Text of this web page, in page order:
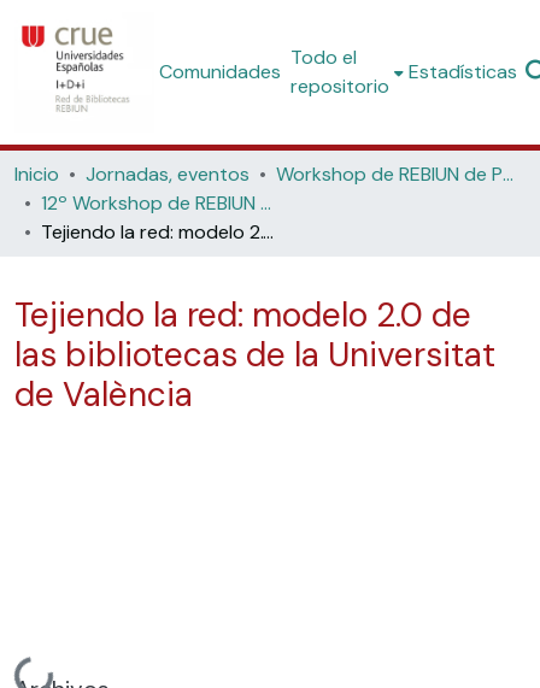
Comunidades
Todo el
repositorio
Estadísticas
Inicio Jornadas, eventos
Workshop de REBIUN de Proyectos Digitales
12º Workshop de REBIUN de Proyectos Digitales: Redes sociales y experiencias en bibliotecas web 2.0 (Universidad de Lleida, 2013)
Tejiendo la red: modelo 2.0 de las bibliotecas de la Universitat de València
Tejiendo la red: modelo 2.0 de
las bibliotecas de la Universitat
de València
Cargando...